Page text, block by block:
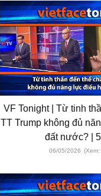
VF Tonight | Từ tinh
TT Trump không đủ
đất nước? |
06/05/2026